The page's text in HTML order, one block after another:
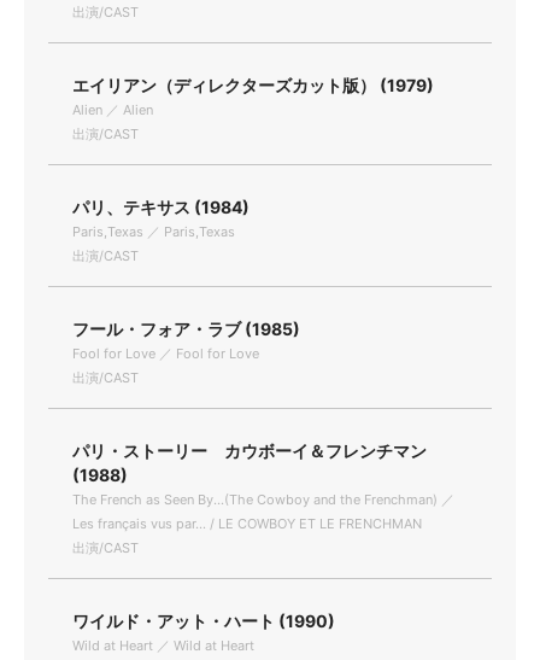
出演/CAST
エイリアン（ディレクターズカット版） (1979)
Alien ／ Alien
出演/CAST
パリ、テキサス (1984)
Paris,Texas ／ Paris,Texas
出演/CAST
フール・フォア・ラブ (1985)
Fool for Love ／ Fool for Love
出演/CAST
パリ・ストーリー カウボーイ＆フレンチマン
(1988)
The French as Seen By...(The Cowboy and the Frenchman) ／
Les français vus par... / LE COWBOY ET LE FRENCHMAN
出演/CAST
ワイルド・アット・ハート (1990)
Wild at Heart ／ Wild at Heart